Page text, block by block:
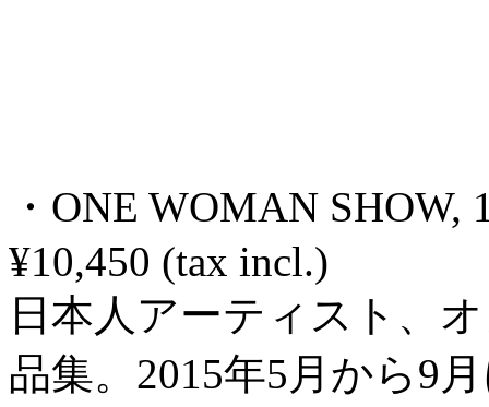
・ONE WOMAN
¥10,450 (tax incl.)
日本人アーティスト、
品集。2015年5月から9